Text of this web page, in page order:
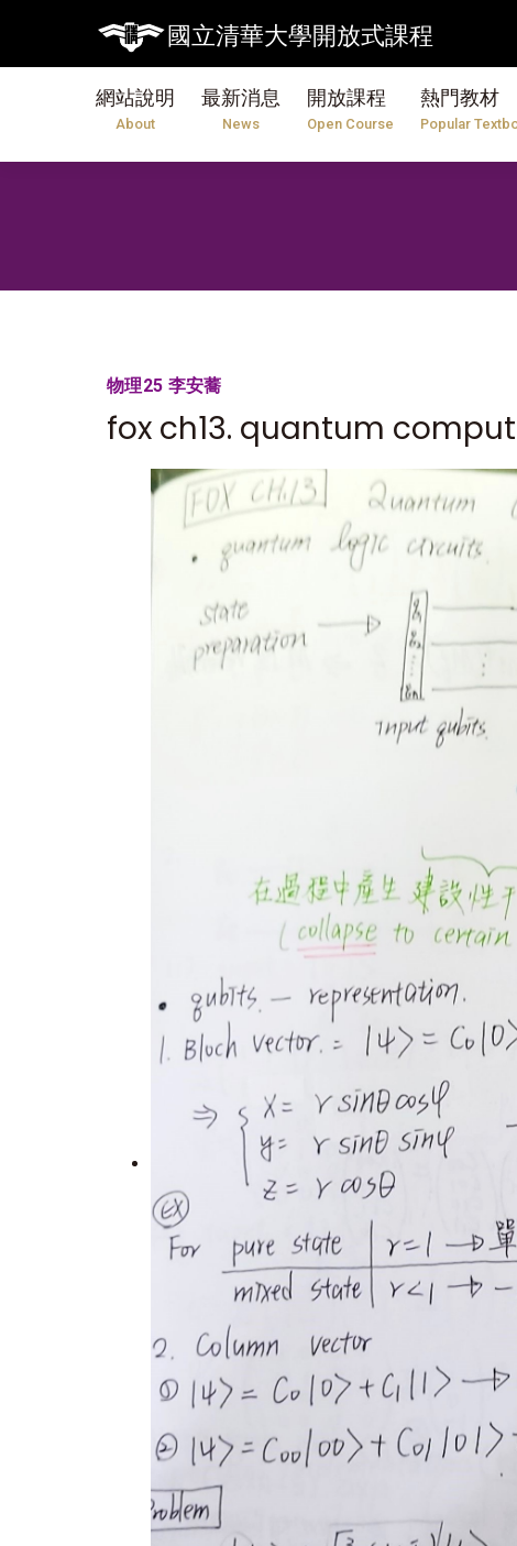
國立清華大學開放式課程
網站說明
About
最新消息
News
開放課程
Open Course
熱門教材
Popular
物理25 李安蕎
fox ch13. quantum